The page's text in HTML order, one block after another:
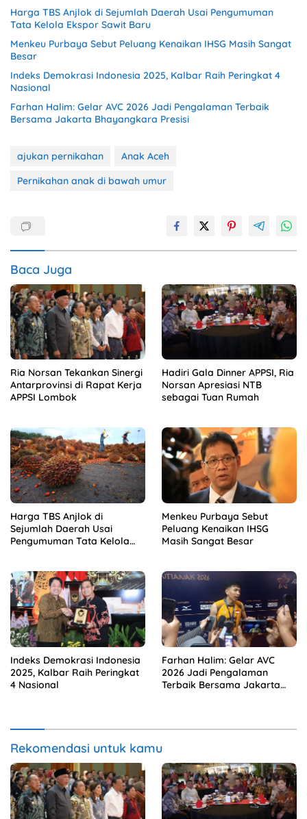
Harga TBS Anjlok di Sejumlah Daerah Usai Pengumuman
Tata Kelola Ekspor Sawit Baru
Menkeu Purbaya Sebut Peluang Kenaikan IHSG Masih Sangat
Besar
Indeks Demokrasi Indonesia 2025, Kalbar Raih Peringkat 4
Nasional
Farhan Halim: Gelar AVC 2026 Jadi Pengalaman Terbaik
Bersama Jakarta Bhayangkara Presisi
ajukan pernikahan
Anak Aceh
Pernikahan anak di bawah umur
Baca Juga
Ria Norsan Tekankan Sinergi
Antarprovinsi di Rapat Kerja
APPSI Lombok
Hadiri Gala Dinner APPSI, Ria
Norsan Apresiasi NTB
sebagai Tuan Rumah
Harga TBS Anjlok di
Sejumlah Daerah Usai
Pengumuman Tata Kelola
Menkeu Purbaya Sebut
Peluang Kenaikan IHSG
Masih Sangat Besar
Indeks Demokrasi Indonesia
2025, Kalbar Raih Peringkat
4 Nasional
Farhan Halim: Gelar AVC
2026 Jadi Pengalaman
Terbaik Bersama Jakarta
Rekomendasi untuk kamu